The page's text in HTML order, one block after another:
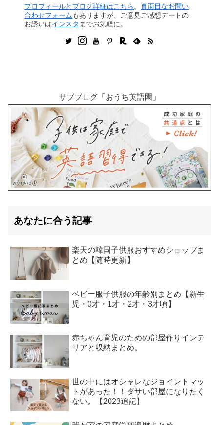
プロフィールとブログ詳細はこちら 。真面目なお問い
合わせフォームもありますが、ご意見ご感想デートの
お誘いはインスタ までお気軽に。
サブブログ「おうち英語園」
あなたに合う記事
楽天の韓国子供服おすすめショップま
とめ【随時更新】
ベビー服子供服の年齢別まとめ【新生
児・0才・1才・2才・3才頃】
赤ちゃん育児のための部屋作りインテ
リアと収納まとめ。
世の中にはオシャレなジョイントマッ
トがあった！！ダサい部屋になりたく
ない。【2023追記】